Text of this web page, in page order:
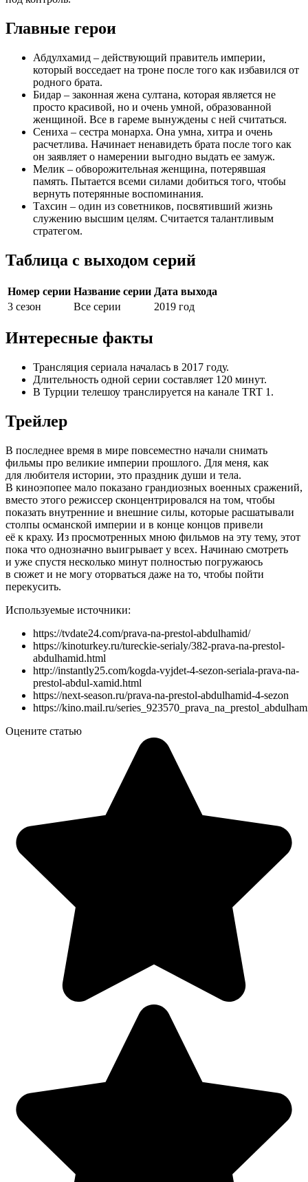
Главные герои
Абдулхамид – действующий правитель империи,
который восседает на троне после того как избавился от
родного брата.
Бидар – законная жена султана, которая является не
просто красивой, но и очень умной, образованной
женщиной. Все в гареме вынуждены с ней считаться.
Сениха – сестра монарха. Она умна, хитра и очень
расчетлива. Начинает ненавидеть брата после того как
он заявляет о намерении выгодно выдать ее замуж.
Мелик – обворожительная женщина, потерявшая
память. Пытается всеми силами добиться того, чтобы
вернуть потерянные воспоминания.
Тахсин – один из советников, посвятивший жизнь
служению высшим целям. Считается талантливым
стратегом.
Таблица с выходом серий
Номер серии Название серии Дата выхода
3 сезон
Все серии 2019 год
Интересные факты
Трансляция сериала началась в 2017 году.
Длительность одной серии составляет 120 минут.
В Турции телешоу транслируется на канале TRT 1.
Трейлер
В последнее время в мире повсеместно начали снимать
фильмы про великие империи прошлого. Для меня, как
для любителя истории, это праздник души и тела.
В киноэпопее мало показано грандиозных военных сражений,
вместо этого режиссер сконцентрировался на том, чтобы
показать внутренние и внешние силы, которые расшатывали
столпы османской империи и в конце концов привели
её к краху. Из просмотренных мною фильмов на эту тему, этот
пока что однозначно выигрывает у всех. Начинаю смотреть
и уже спустя несколько минут полностью погружаюсь
в сюжет и не могу оторваться даже на то, чтобы пойти
перекусить.
Используемые источники:
https://tvdate24.com/prava-na-prestol-abdulhamid/
https://kinoturkey.ru/tureckie-serialy/382-prava-na-prestol-
abdulhamid.html
http://instantly25.com/kogda-vyjdet-4-sezon-seriala-prava-na-
prestol-abdul-xamid.html
https://next-season.ru/prava-na-prestol-abdulhamid-4-sezon
https://kino.mail.ru/
Оцените статью